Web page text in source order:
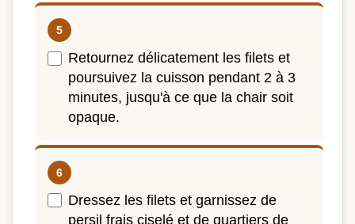
Retournez délicatement les filets et
poursuivez la cuisson pendant 2 à 3
minutes, jusqu'à ce que la chair soit
opaque.
Dressez les filets et garnissez de
persil frais ciselé et de quartiers de